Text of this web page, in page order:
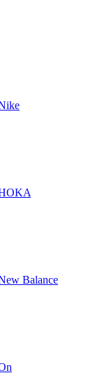
Balance